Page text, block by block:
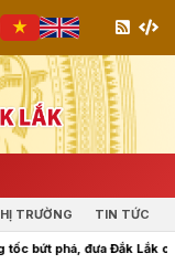
TRƯỜNG TIN TỨC
đưa Đắk Lắk cùng